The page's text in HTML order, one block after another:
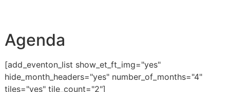
Agenda
[add_eventon_list show_et_ft_img="yes"
hide_month_headers="yes" number_of_months="4"
tiles="yes" tile_count="2"]